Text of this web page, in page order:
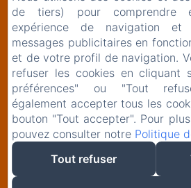
2 Rue de l'Église
39230 - Saint-
+33629261834
Contactez
EN FR
de tiers) pour comprendre
expérience de navigation
messages publicitaires en
et de votre profil de navigation.
refuser les cookies en cliquant
préférences" ou "Tout
également accepter tous les
bouton "Tout accepter". Pour
pouvez consulter notre Politique
Tout refuser